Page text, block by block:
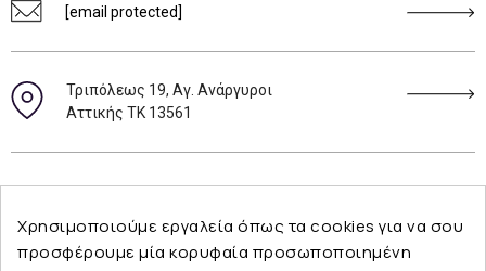
[email protected]
Τριπόλεως 19, Αγ. Ανάργυροι
Αττικής ΤΚ 13561
Χρησιμοποιούμε εργαλεία όπως τα cookies για να σου
προσφέρουμε μία κορυφαία προσωποποιημένη